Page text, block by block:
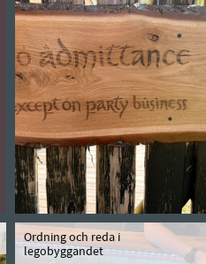
Ordning och reda i
legobyggandet